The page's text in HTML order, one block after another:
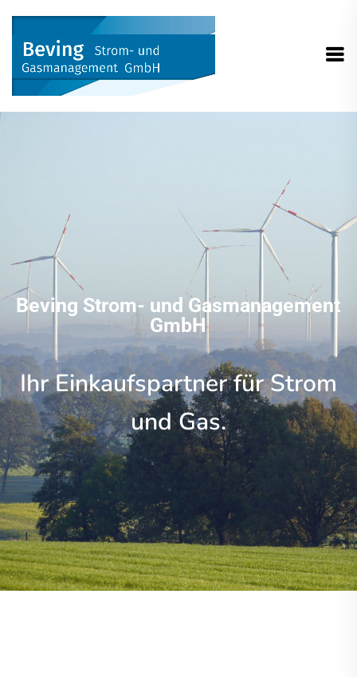
Beving Strom- und Gasmanagement
GmbH
Ihr Einkaufspartner für Strom
und Gas.